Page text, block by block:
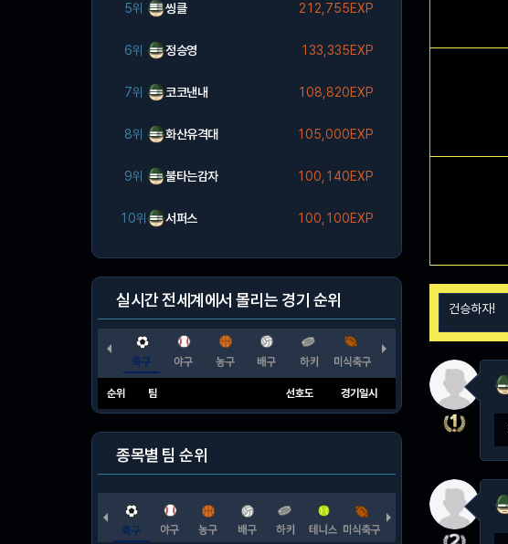
5위 씽클 212,755EXP
6위 정승영 133,335EXP
7위 코코낸내 108,820EXP
8위 화산유격대 105,000EXP
9위 불타는감자 100,140EXP
10위 서퍼스 100,100EXP
실시간 전세계에서 몰리는 경기 순위
순위 팀 선호도 경기일시
종목별 팀 순위